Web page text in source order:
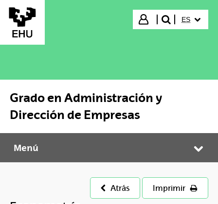
Saltar al contenido principal
Iniciar sesión
buscar"
ES
Grado en Administración y
Dirección de Empresas
Grado en Administración y Dirección de Empresas
Menú
Atrás Imprimir